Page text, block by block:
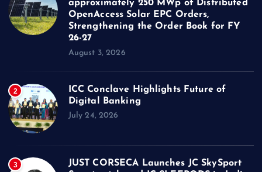
approximately 250 MWp of Distributed
OpenAccess Solar EPC Orders,
Strengthening the Order Book for FY
26-27
August 3, 2026
2
ICC Conclave Highlights Future of
Digital Banking
July 24, 2026
3
JUST CORSECA Launches JC SkySport